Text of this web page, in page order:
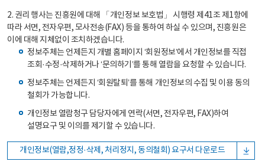
2. 권리 행사는 진흥원에 대해 「개인정보 보호법」 시행령 제41조 제1항에
따라 서면, 전자우편, 모사전송(FAX) 등을 통하여 하실 수 있으며, 진흥원은
이에 대해 지체없이 조치하겠습니다.
정보주체는 언제든지 개별 홈페이지 ‘회원정보’에서 개인정보를 직접
조회·수정·삭제하거나 ‘문의하기’를 통해 열람을 요청할 수 있습니다.
정보주체는 언제든지 ‘회원탈퇴’를 통해 개인정보의 수집 및 이용 동의
철회가 가능합니다.
개인정보 열람청구 담당자에게 연락(서면, 전자우편, FAX)하여
설명요구 및 이의를 제기할 수 있습니다.
개인정보(열람,정정·삭제, 처리정지, 동의철회) 요구서 다운로드